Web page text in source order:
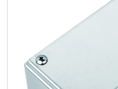
da richiedere separatamente e
praticando un foro Ø8mm sul
è garantito dalle guarnizioni di
richiesta si producono in
12-2 1.4401 UNI EN 10088-1).